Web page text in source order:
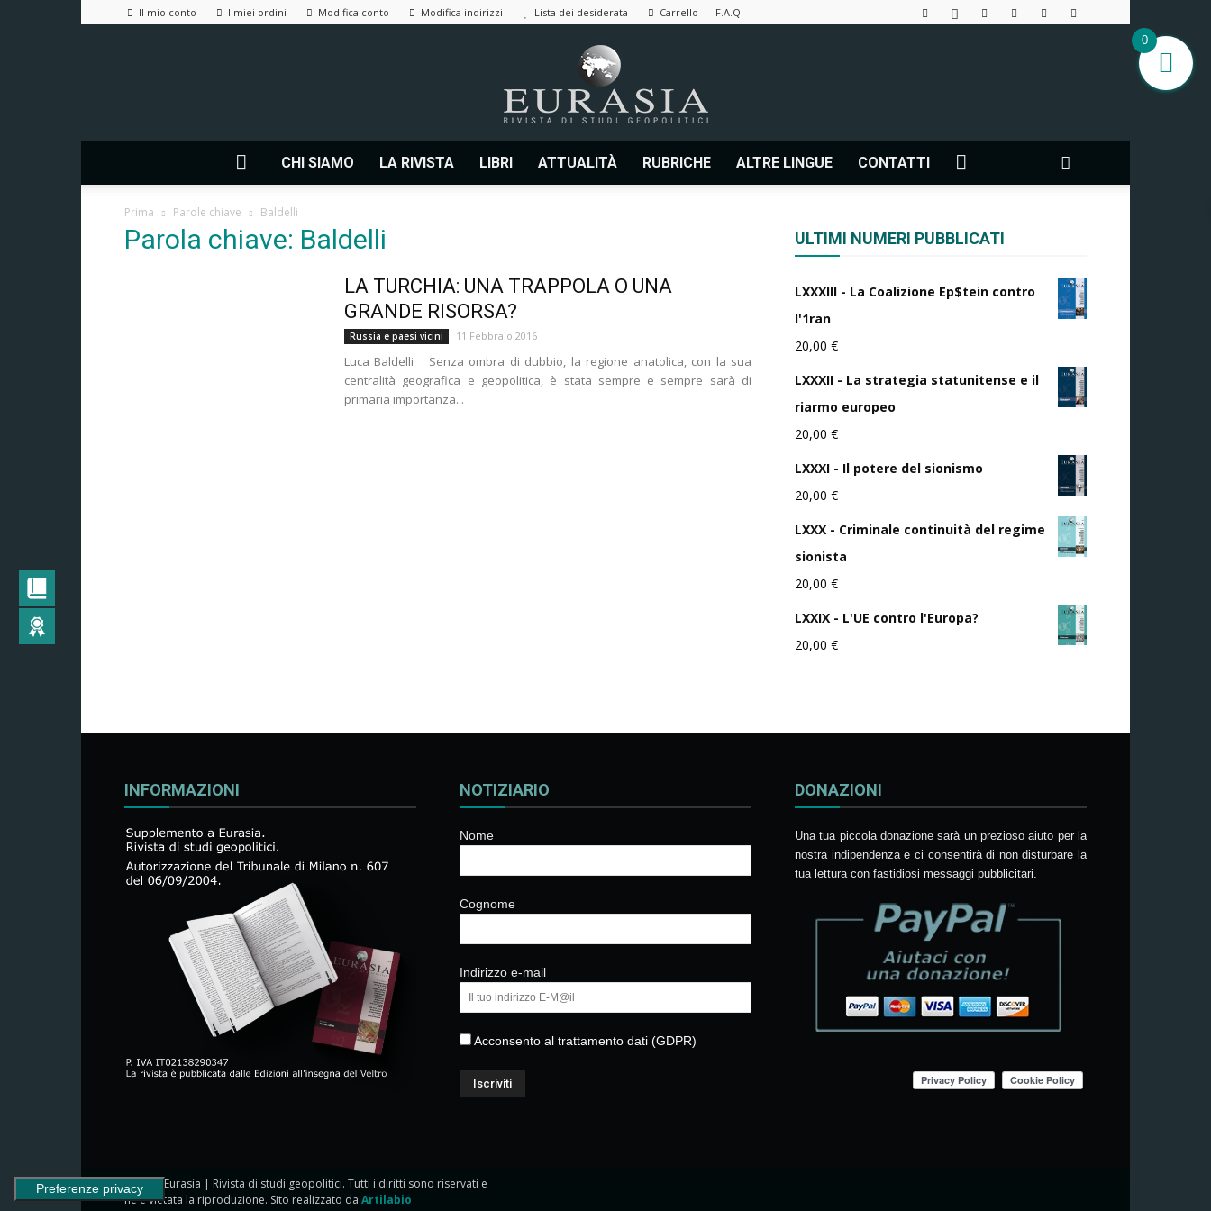
Il mio conto I miei ordini Modifica conto Modifica indirizzi Lista dei desiderata Carrello F.A.Q.
CHI SIAMO LA RIVISTA LIBRI ATTUALITÀ RUBRICHE ALTRE LINGUE CONTATTI
Prima Parole chiave Baldelli
Parola chiave: Baldelli
LA TURCHIA: UNA TRAPPOLA O UNA
GRANDE RISORSA?
Russia e paesi vicini 11 Febbraio 2016
Luca Baldelli Senza ombra di dubbio, la regione anatolica, con la sua
centralità geografica e geopolitica, è stata sempre e sempre sarà di
primaria importanza...
ULTIMI NUMERI PUBBLICATI
LXXXIII - La Coalizione Ep$tein contro
l'1ran
20,00 €
LXXXII - La strategia statunitense e il
riarmo europeo
20,00 €
LXXXI - Il potere del sionismo
20,00 €
LXXX - Criminale continuità del regime
sionista
20,00 €
LXXIX - L'UE contro l'Europa?
20,00 €
INFORMAZIONI NOTIZIARIO
Nome
Cognome
Indirizzo e-mail
Acconsento al trattamento dati (GDPR)
DONAZIONI
Una tua piccola donazione sarà un prezioso aiuto per la
nostra indipendenza e ci consentirà di non disturbare la
tua lettura con fastidiosi messaggi pubblicitari.
© 2024 Eurasia | Rivista di studi geopolitici. Tutti i diritti sono riservati e
ne è vietata la riproduzione. Sito realizzato da Artilabio
0